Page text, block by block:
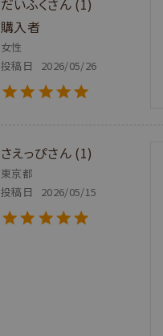
だいふく
1
購入者
女性
投稿日
2026/05/26
さえっぴ 1
東京都
投稿日
2026/05/15